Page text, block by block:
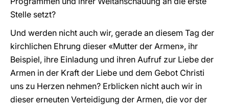
Stelle setzt?
Und werden nicht auch wir, gerade an diesem Tag der
kirchlichen Ehrung dieser «Mutter der Armen», ihr
Beispiel, ihre Einladung und ihren Aufruf zur Liebe der
Armen in der Kraft der Liebe und dem Gebot Christi
uns zu Herzen nehmen? Erblicken nicht auch wir in
dieser erneuten Verteidigung der Armen, die vor der